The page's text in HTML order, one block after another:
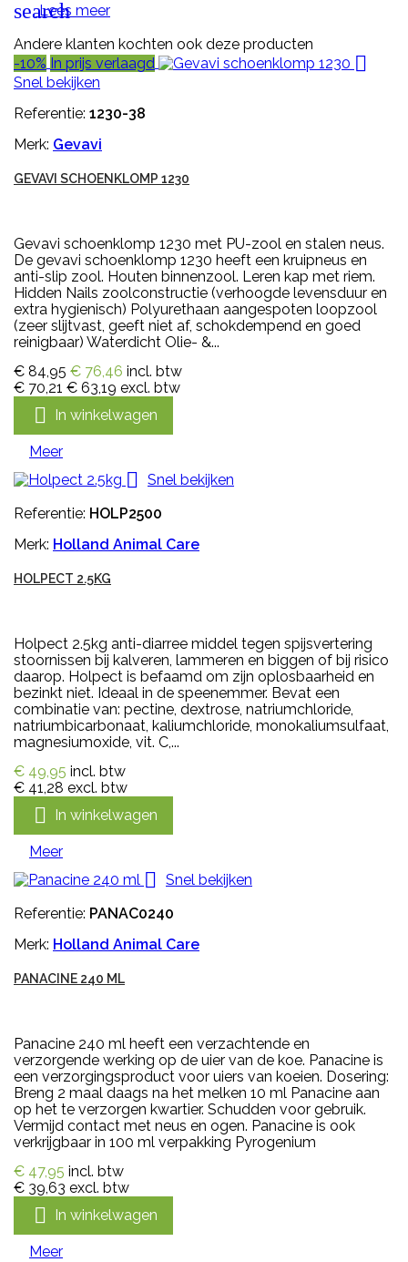
search
Lees meer
Andere klanten kochten ook deze producten
-10% In prijs verlaagd 
Snel bekijken
Referentie: 1230-38
Merk: Gevavi
GEVAVI SCHOENKLOMP 1230
Gevavi schoenklomp 1230 met PU-zool en stalen neus.
De gevavi schoenklomp 1230 heeft een kruipneus en
anti-slip zool. Houten binnenzool. Leren kap met riem.
Hidden Nails zoolconstructie (verhoogde levensduur en
extra hygienisch) Polyurethaan aangespoten loopzool
(zeer slijtvast, geeft niet af, schokdempend en goed
reinigbaar) Waterdicht Olie- &...
€ 84,95 € 76,46 incl. btw
€ 70,21 € 63,19 excl. btw
 In winkelwagen
Meer

Snel bekijken
Referentie: HOLP2500
Merk: Holland Animal Care
HOLPECT 2.5KG
Holpect 2.5kg anti-diarree middel tegen spijsvertering
stoornissen bij kalveren, lammeren en biggen of bij risico
daarop. Holpect is befaamd om zijn oplosbaarheid en
bezinkt niet. Ideaal in de speenemmer. Bevat een
combinatie van: pectine, dextrose, natriumchloride,
natriumbicarbonaat, kaliumchloride, monokaliumsulfaat,
magnesiumoxide, vit. C,...
€ 49,95 incl. btw
€ 41,28 excl. btw
 In winkelwagen
Meer

Snel bekijken
Referentie: PANAC0240
Merk: Holland Animal Care
PANACINE 240 ML
Panacine 240 ml heeft een verzachtende en
verzorgende werking op de uier van de koe. Panacine is
een verzorgingsproduct voor uiers van koeien. Dosering:
Breng 2 maal daags na het melken 10 ml Panacine aan
op het te verzorgen kwartier. Schudden voor gebruik.
Vermijd contact met neus en ogen. Panacine is ook
verkrijgbaar in 100 ml verpakking Pyrogenium
€ 47,95 incl. btw
€ 39,63 excl. btw
 In winkelwagen
Meer